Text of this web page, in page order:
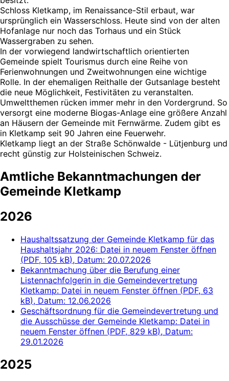
Schloss Kletkamp, im Renaissance-Stil erbaut, war
ursprünglich ein Wasserschloss. Heute sind von der alten
Hofanlage nur noch das Torhaus und ein Stück
Wassergraben zu sehen.
In der vorwiegend landwirtschaftlich orientierten
Gemeinde spielt Tourismus durch eine Reihe von
Ferienwohnungen und Zweitwohnungen eine wichtige
Rolle. In der ehemaligen Reithalle der Gutsanlage besteht
die neue Möglichkeit, Festivitäten zu veranstalten.
Umweltthemen rücken immer mehr in den Vordergrund. So
versorgt eine moderne Biogas-Anlage eine größere Anzahl
an Häusern der Gemeinde mit Fernwärme. Zudem gibt es
in Kletkamp seit 90 Jahren eine Feuerwehr.
Kletkamp liegt an der Straße Schönwalde - Lütjenburg und
recht günstig zur Holsteinischen Schweiz.
Amtliche Bekanntmachungen der
Gemeinde Kletkamp
2026
Haushaltssatzung der Gemeinde Kletkamp für das
Haushaltsjahr 2026: Datei in neuem Fenster öffnen
(PDF, 105 kB), Datum: 20.07.2026
Bekanntmachung über die Berufung einer
Listennachfolgerin in die Gemeindevertretung
Kletkamp: Datei in neuem Fenster öffnen (PDF, 63
kB), Datum: 12.06.2026
Geschäftsordnung für die Gemeindevertretung und
die Ausschüsse der Gemeinde Kletkamp: Datei in
neuem Fenster öffnen (PDF, 829 kB), Datum:
29.01.2026
2025